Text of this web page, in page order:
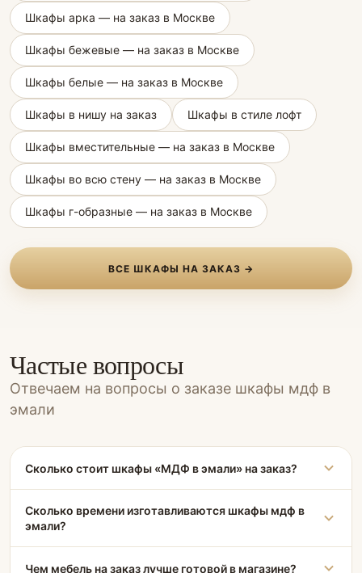
Шкафы арка — на заказ в Москве
Шкафы бежевые — на заказ в Москве
Шкафы белые — на заказ в Москве
Шкафы в нишу на заказ Шкафы в стиле лофт
Шкафы вместительные — на заказ в Москве
Шкафы во всю стену — на заказ в Москве
Шкафы г-образные — на заказ в Москве
ВСЕ ШКАФЫ НА ЗАКАЗ →
Частые вопросы
Отвечаем на вопросы о заказе шкафы мдф в
эмали
Сколько стоит шкафы «МДФ в эмали» на заказ?
Сколько времени изготавливаются шкафы мдф в
эмали?
Чем мебель на заказ лучше готовой в магазине?